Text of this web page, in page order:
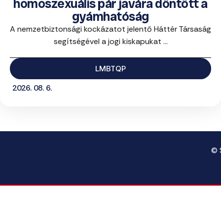
homoszexuális pár javára döntött a
gyámhatóság
A nemzetbiztonsági kockázatot jelentő Háttér Társaság
segítségével a jogi kiskapukat ...
LMBTQP
2026. 08. 6.
©